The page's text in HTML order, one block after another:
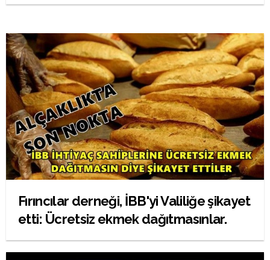
Fırıncılar derneği, İBB'yi Valiliğe şikayet
etti: Ücretsiz ekmek dağıtmasınlar.